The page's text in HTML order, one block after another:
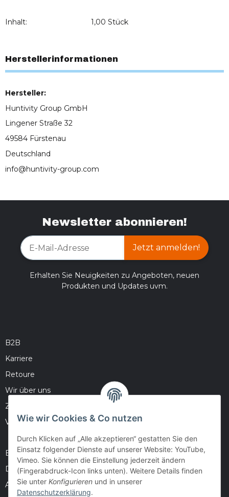
Inhalt: 1,00 Stück
Herstellerinformationen
Hersteller:
Huntivity Group GmbH
Lingener Straße 32
49584 Fürstenau
Deutschland
info@huntivity-group.com
Newsletter abonnieren!
Jetzt anmelden!
Erhalten Sie Neuigkeiten zu Angeboten, neuen
Produkten und Updates uvm.
B2B
Karriere
Retoure
Wir über uns
Zahlungsmöglichkeiten
Versandinformationen
Barrierefreiheitserklärung
Datenschutz
AGB
Wie wir Cookies & Co nutzen
Durch Klicken auf „Alle akzeptieren“ gestatten Sie den
Einsatz folgender Dienste auf unserer Website: YouTube,
Vimeo. Sie können die Einstellung jederzeit ändern
(Fingerabdruck-Icon links unten). Weitere Details finden
Sie unter Konfigurieren und in unserer
Datenschutzerklärung.